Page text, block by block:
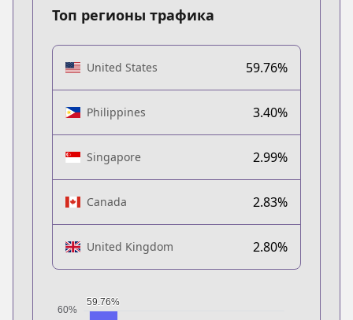
Топ регионы трафика
United States 59.76%
Philippines 3.40%
Singapore 2.99%
Canada 2.83%
United Kingdom 2.80%